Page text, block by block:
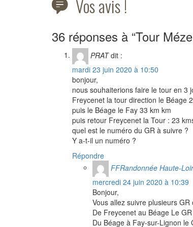
Vos avis !
36 réponses à “Tour
PRAT dit :
mardi 23 juin 2020 à 10:50
bonjour,
nous souhaiterions faire le tour en 3
Freycenet la tour direction le Béage
puis le Béage le Fay 33 km km
puis retour Freycenet la Tour : 23
quel est le numéro du GR à suivre ?
Y a-t-il un numéro ?
Répondre
FFRandonnée Haute-
mercredi 24 juin 2020 à 10:39
Bonjour,
Vous allez suivre plusieurs GR
De Freycenet au Béage Le
Du Béage à Fay-sur-Lignon